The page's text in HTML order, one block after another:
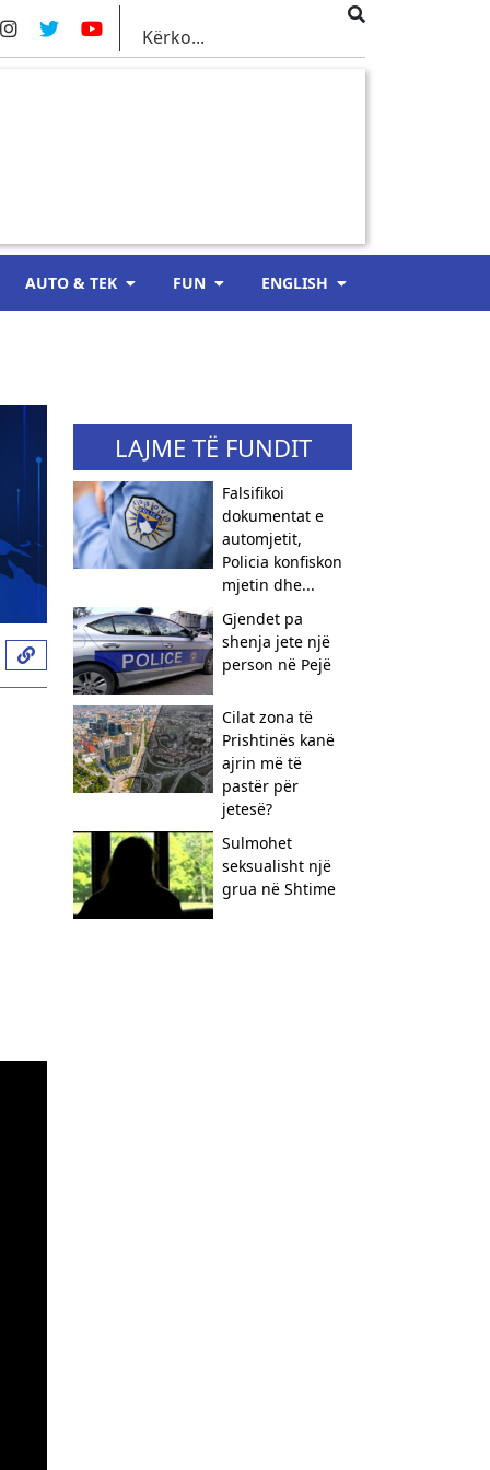
AUTO & TEK FUN ENGLISH
LAJME TË FUNDIT
Falsifikoi
dokumentat e
automjetit,
Policia konfiskon
mjetin dhe...
Gjendet pa
shenja jete një
person në Pejë
Cilat zona të
Prishtinës kanë
ajrin më të
pastër për
jetesë?
Sulmohet
seksualisht një
grua në Shtime